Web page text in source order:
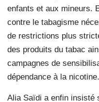
enfants et aux mineurs.
contre le tabagisme
de restrictions plus
des produits du tabac
campagnes de
dépendance à la nicotine.
Alia Saïdi a enfin insisté